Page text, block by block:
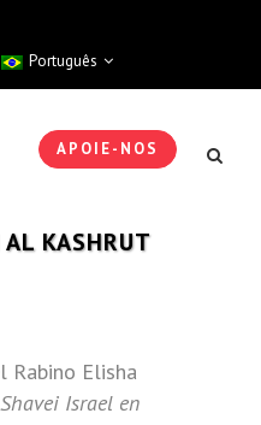
Português
APOIE-NOS
AL KASHRUT
Rabino Elisha
Shavei Israel en